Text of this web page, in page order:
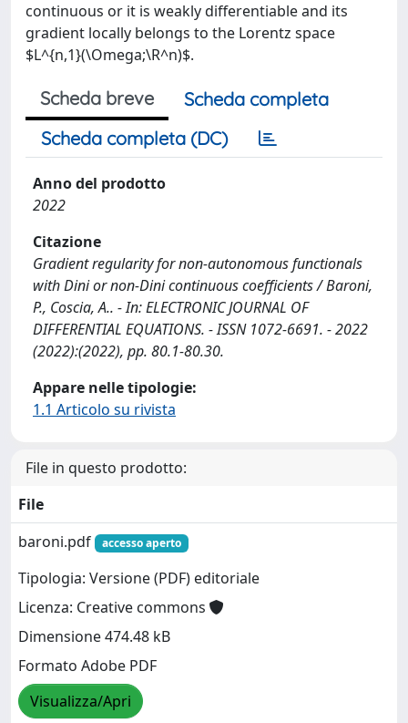
continuous or it is weakly differentiable and its
gradient locally belongs to the Lorentz space
$L^{n,1}(\Omega;\R^n)$.
Scheda breve
Scheda completa
Scheda completa (DC)
Anno del prodotto
2022
Citazione
Gradient regularity for non-autonomous functionals
with Dini or non-Dini continuous coefficients / Baroni,
P., Coscia, A.. - In: ELECTRONIC JOURNAL OF
DIFFERENTIAL EQUATIONS. - ISSN 1072-6691. - 2022
(2022):(2022), pp. 80.1-80.30.
Appare nelle tipologie:
1.1 Articolo su rivista
File in questo prodotto:
File
baroni.pdf
accesso aperto
Tipologia: Versione (PDF) editoriale
Licenza: Creative commons
Dimensione 474.48 kB
Formato Adobe PDF
Visualizza/Apri